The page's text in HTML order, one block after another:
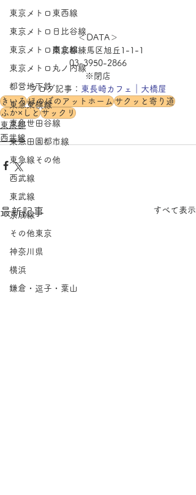
東京メトロ東西線
東京メトロ日比谷線
東京メトロ南北線
東京メトロ丸ノ内線
都営地下鉄
東急東横線
東急世田谷線
東急田園都市線
東急線その他
西武線
東武線
京成線
その他東京
神奈川県
横浜
鎌倉・逗子・葉山
＜DATA＞
東京都練馬区旭丘1-1-1
03-3950-2866
※閉店
ブログ記事： 東長崎カフェ｜大橋屋
きいろほのぼのアットホームサクッと寄り道
ふか×しとサックリ
東京都
西武線
最新記事 すべて表示